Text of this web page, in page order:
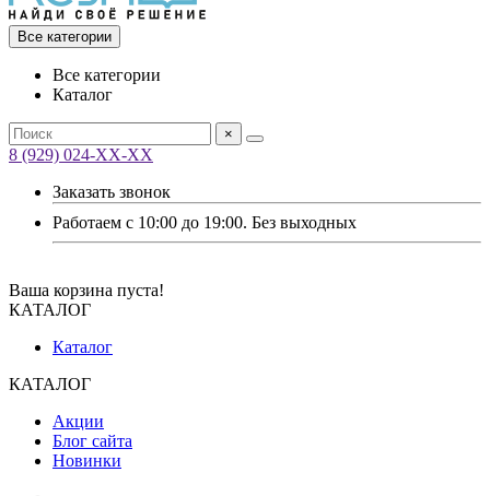
Все категории
Все категории
Каталог
×
8 (929) 024-ХХ-ХХ
Заказать звонок
Работаем с 10:00 до 19:00. Без выходных
Ваша корзина пуста!
КАТАЛОГ
Каталог
КАТАЛОГ
Акции
Блог сайта
Новинки